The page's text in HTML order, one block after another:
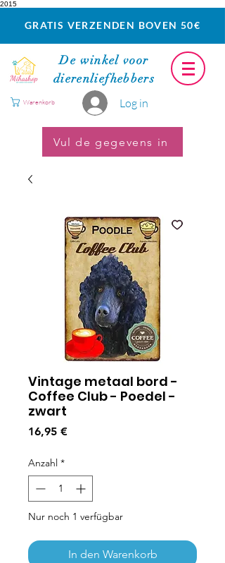
2015
GRATIS VERZENDEN BOVEN 50€
De winkel voor
dierenliefhebbers
Log in
Warenkorb
Vul de gegevens in
Vintage metaal bord -
Coffee Club - Poedel -
zwart
16,95 €Preis
Anzahl *
Nur noch 1 verfügbar
In den Warenkorb